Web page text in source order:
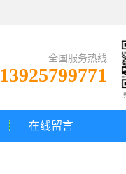
全国服务热线
13925799771
在线留言